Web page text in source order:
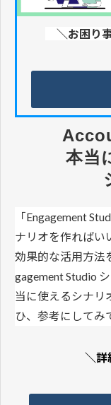
＼お困り
本当
「Engagement
ナリオを作ればい
効果的な活用方法
gagement Studio
当に使えるシナリ
ひ、参考にしてみ
＼詳